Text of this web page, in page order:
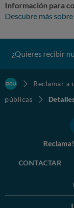
Información para
Descubre más
¿Quieres recibir
Reclamar a
públicas
Reclama!
CONTACTAR